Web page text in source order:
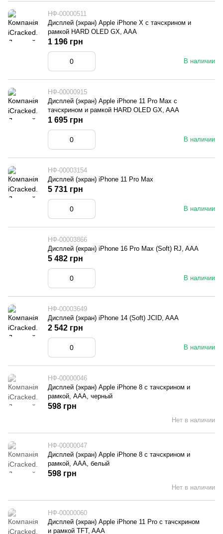
НФ-00000511
Дисплей (экран) Apple iPhone X с тачскрином и
рамкой HARD OLED GX, AAA
В наличии
1 196 грн
НФ-00000915
Дисплей (экран) Apple iPhone 11 Pro Max с
тачскрином и рамкой HARD OLED GX, AAA
В наличии
1 695 грн
НФ-00003154
Дисплей (экран) iPhone 11 Pro Max
В наличии
5 731 грн
НФ-00003866
Дисплей (екран) iPhone 16 Pro Max (Soft) RJ, AAA
В наличии
5 482 грн
НФ-00003649
Дисплей (экран) iPhone 14 (Soft) JCID, AAA
В наличии
2 542 грн
НФ-00000046
Дисплей (экран) Apple iPhone 8 с тачскрином и
рамкой, AAA, черный
Нет в наличии
598 грн
НФ-00000047
Дисплей (экран) Apple iPhone 8 с тачскрином и
рамкой, AAA, белый
Нет в наличии
598 грн
НФ-00000060
Дисплей (экран) Apple iPhone 11 Pro с тачскрином
и рамкой TFT, AAA